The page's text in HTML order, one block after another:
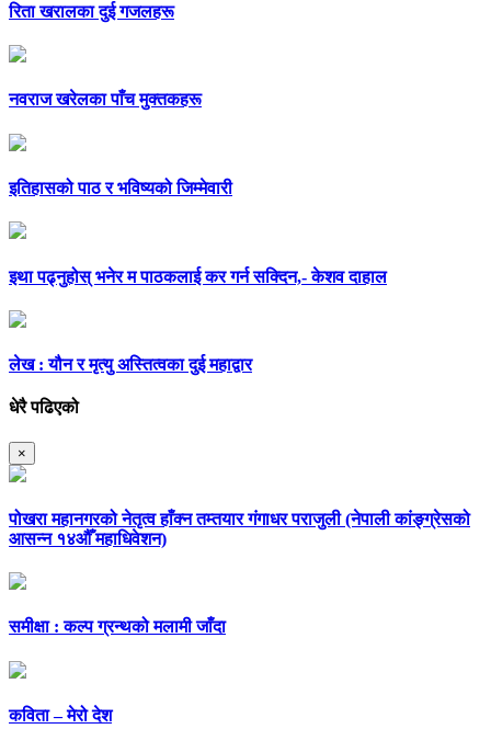
रिता खरालका दुई गजलहरू
नवराज खरेलका पाँच मुक्तकहरू
इतिहासको पाठ र भविष्यको जिम्मेवारी
इथा पढ्नुहोस् भनेर म पाठकलाई कर गर्न सक्दिन,- केशव दाहाल
लेख : यौन र मृत्यु अस्तित्वका दुई महाद्वार
धेरै पढिएको
×
पोखरा महानगरको नेतृत्व हाँक्न तम्तयार गंगाधर पराजुली (नेपाली कांङ्ग्रेसको
आसन्न १४औँ महाधिवेशन)
समीक्षा : कल्प ग्रन्थको मलामी जाँदा
कविता – मेरो देश